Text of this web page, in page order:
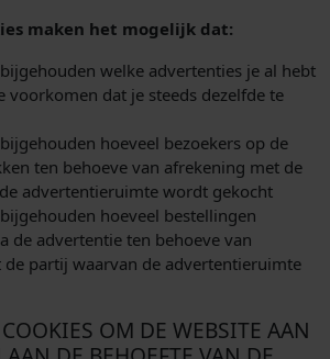
maken het mogelijk dat:
welke advertenties je al hebt
voorkomen dat je steeds dezelfde te
hoeveel bezoekers op de
ten behoeve van afrekening met de
advertentieruimte wordt gekocht
hoeveel bestellingen
de advertentie ten behoeve van
de partij waarvan de advertentieruimte
OM DE WEBSITE AAN